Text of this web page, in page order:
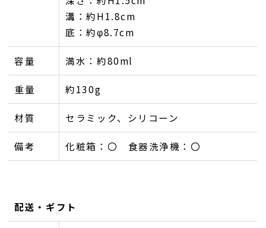
溝：約H1.8cm
底：約φ8.7cm
容量 満水：約80ml
重量 約130g
材質 セラミック、シリコーン
備考 化粧箱：〇 食器洗浄機：〇
配送・ギフト